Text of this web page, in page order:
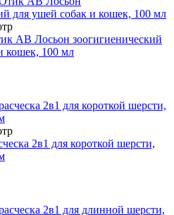
АВ Лосьон зоогигиенический
кошек, 100 мл
2в1 для короткой шерсти,